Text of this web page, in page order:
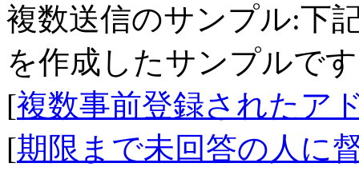
複数送信のサンプル:下
を作成したサンプルで
[複数事前登録されたア
[期限まで未回答の人に